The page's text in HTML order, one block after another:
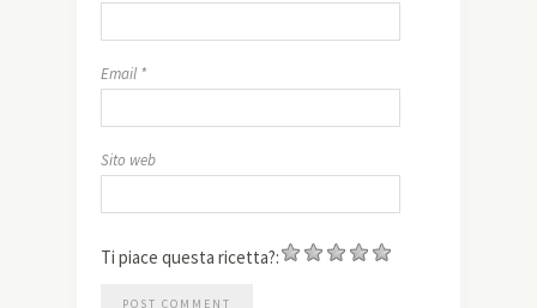
Email *
Sito web
Ti piace questa ricetta?: